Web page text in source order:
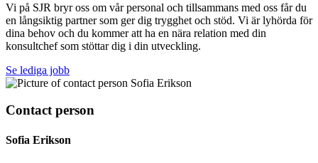
Vi på SJR bryr oss om vår personal och tillsammans med oss får du
en långsiktig partner som ger dig trygghet och stöd. Vi är lyhörda för
dina behov och du kommer att ha en nära relation med din
konsultchef som stöttar dig i din utveckling.
Se lediga jobb
Contact person
Sofia Erikson